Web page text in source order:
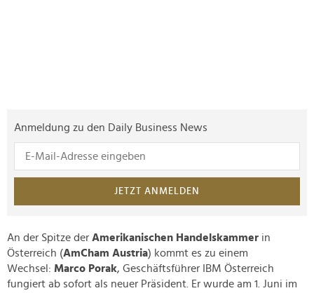
Anmeldung zu den Daily Business News
JETZT ANMELDEN
An der Spitze der Amerikanischen Handelskammer in
Österreich (AmCham Austria) kommt es zu einem
Wechsel: Marco Porak, Geschäftsführer IBM Österreich
fungiert ab sofort als neuer Präsident. Er wurde am 1. Juni im